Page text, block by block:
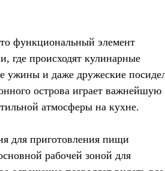
функциональный элемент
где происходят кулинарные
ужины и даже дружеские
острова играет важнейшую
атмосферы на кухне.
для приготовления пищи
рабочей зоной для